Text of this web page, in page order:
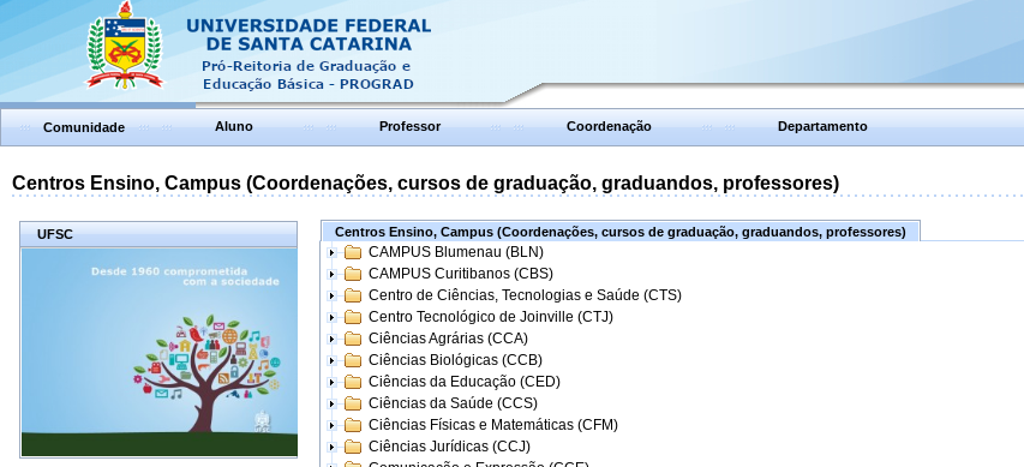
Comunidade Aluno Professor Coordenação Departamento
Centros Ensino, Campus (Coordenações, cursos de graduação, graduandos, professores)
UFSC Centros Ensino, Campus (Coordenações, cursos de graduação, graduandos, professores)
CAMPUS Blumenau (BLN)
CAMPUS Curitibanos (CBS)
Centro de Ciências, Tecnologias e Saúde (CTS)
Centro Tecnológico de Joinville (CTJ)
Ciências Agrárias (CCA)
Ciências Biológicas (CCB)
Ciências da Educação (CED)
Ciências da Saúde (CCS)
Ciências Físicas e Matemáticas (CFM)
Ciências Jurídicas (CCJ)